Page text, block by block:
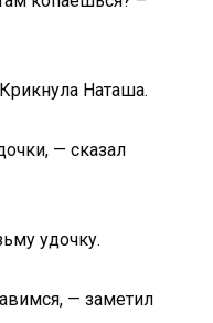
Наташа.
— сказал
удочку.
— заметил